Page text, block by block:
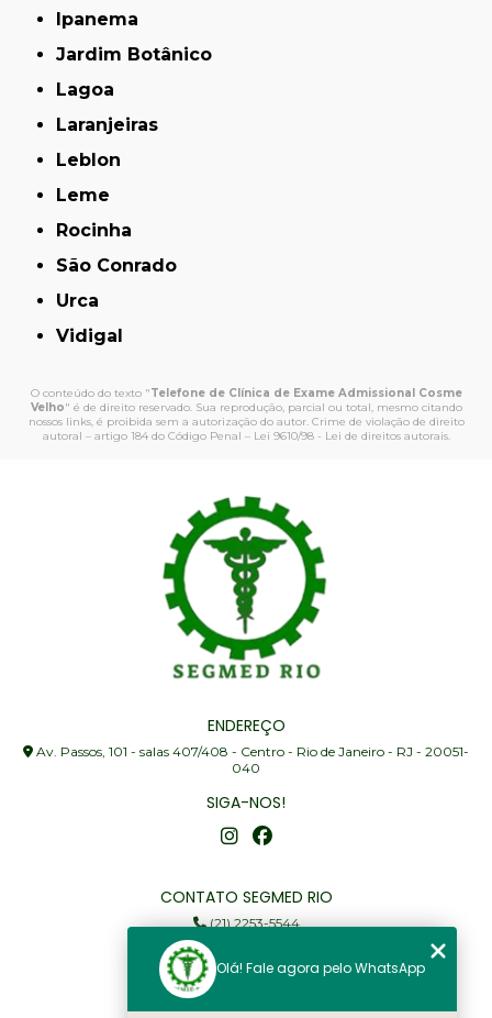
Ipanema
Jardim Botânico
Lagoa
Laranjeiras
Leblon
Leme
Rocinha
São Conrado
Urca
Vidigal
O conteúdo do texto "Telefone de Clínica de Exame Admissional Cosme
Velho" é de direito reservado. Sua reprodução, parcial ou total, mesmo citando
nossos links, é proibida sem a autorização do autor. Crime de violação de direito
autoral – artigo 184 do Código Penal – Lei 9610/98 - Lei de direitos autorais.
ENDEREÇO
Av. Passos, 101 - salas 407/408 - Centro - Rio de Janeiro - RJ - 20051-
040
SIGA-NOS!
CONTATO SEGMED RIO
(21) 2253-5544
(21) 97905-3352
segmed@segmedrio.com.br
Olá! Fale agora pelo WhatsApp